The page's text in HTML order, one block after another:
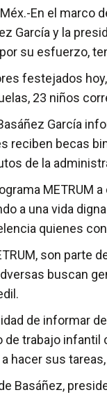
En el marco
García y la
su esfuerzo,
festejados
23 niños
García
reciben becas
de la
METRUM
a una vida
quienes
son parte
buscan
de informar
de trabajo
hacer sus
Basáñez,